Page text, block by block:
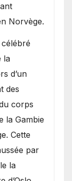
Norvège.
célébré
la
d’un
des
corps
la Gambie
Cette
par
la